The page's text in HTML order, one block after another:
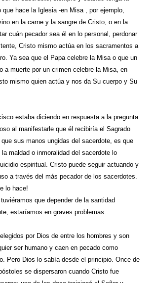
que hace la Iglesia -en Misa , por ejemplo,
en la carne y la sangre de Cristo, o en la
cuán pecador sea él en lo personal, perdonar
Cristo mismo actúa en los sacramentos a
Ya sea que el Papa celebre la Misa o que un
a muerte por un crimen celebre la Misa, en
mismo quien actúa y nos da Su cuerpo y Su
estaba diciendo en respuesta a la pregunta
al manifestarle que él recibiría el Sagrado
sus manos ungidas del sacerdote, es que
maldad o inmoralidad del sacerdote lo
espiritual. Cristo puede seguir actuando y
a través del más pecador de los sacerdotes.
lo hace!
que depender de la santidad
estaríamos en graves problemas.
por Dios de entre los hombres y son
ser humano y caen en pecado como
Pero Dios lo sabía desde el principio. Once de
se dispersaron cuando Cristo fue